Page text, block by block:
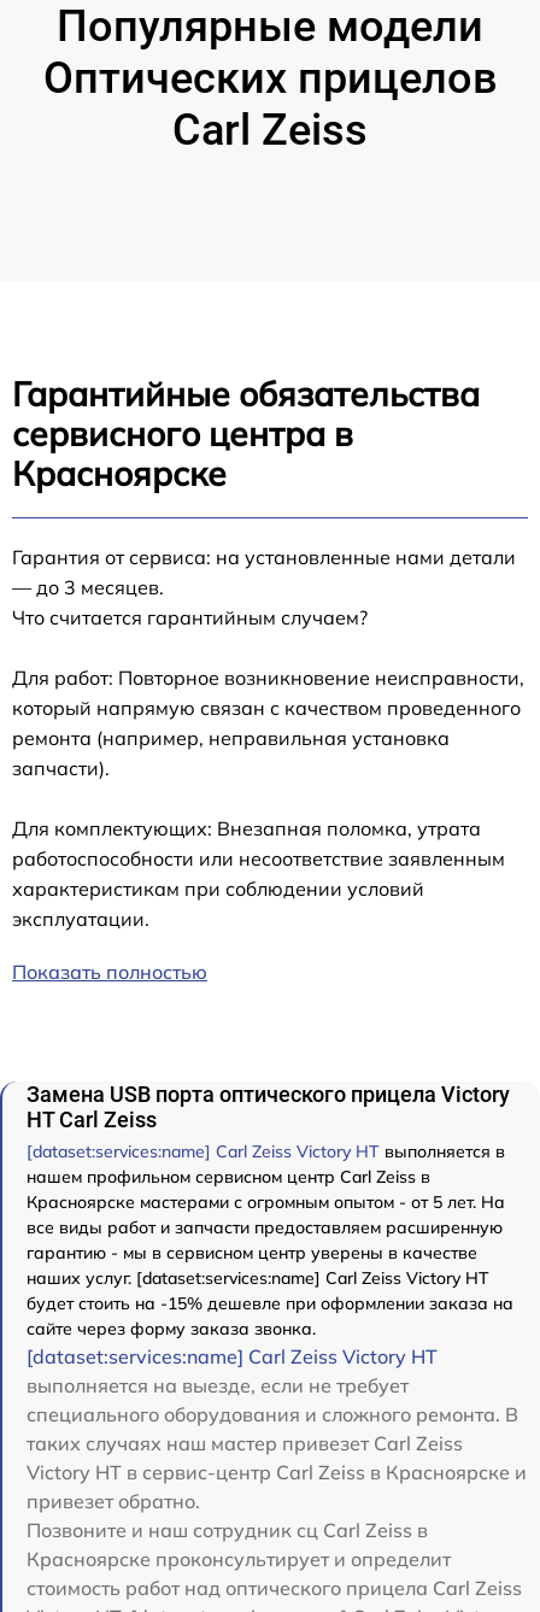
Популярные модели
Оптических прицелов
Carl Zeiss
Гарантийные обязательства
сервисного центра в
Красноярске
Гарантия от сервиса: на установленные нами детали
— до 3 месяцев.
Что считается гарантийным случаем?
Для работ: Повторное возникновение неисправности,
который напрямую связан с качеством проведенного
ремонта (например, неправильная установка
запчасти).
Для комплектующих: Внезапная поломка, утрата
работоспособности или несоответствие заявленным
характеристикам при соблюдении условий
эксплуатации.
Показать полностью
Замена USB порта оптического прицела Victory
HT Carl Zeiss
[dataset:services:name] Carl Zeiss Victory HT выполняется в
нашем профильном сервисном центр Carl Zeiss в
Красноярске мастерами с огромным опытом - от 5 лет. На
все виды работ и запчасти предоставляем расширенную
гарантию - мы в сервисном центр уверены в качестве
наших услуг. [dataset:services:name] Carl Zeiss Victory HT
будет стоить на -15% дешевле при оформлении заказа на
сайте через форму заказа звонка.
[dataset:services:name] Carl Zeiss Victory HT
выполняется на выезде, если не требует
специального оборудования и сложного ремонта. В
таких случаях наш мастер привезет Carl Zeiss
Victory HT в сервис-центр Carl Zeiss в Красноярске и
привезет обратно.
Позвоните и наш сотрудник сц Carl Zeiss в
Красноярске проконсультирует и определит
стоимость работ над оптического прицела Carl Zeiss